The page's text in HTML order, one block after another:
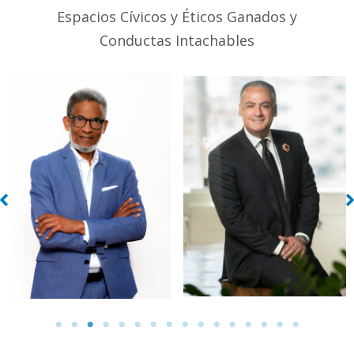
Espacios Cívicos y Éticos Ganados y
Conductas Intachables